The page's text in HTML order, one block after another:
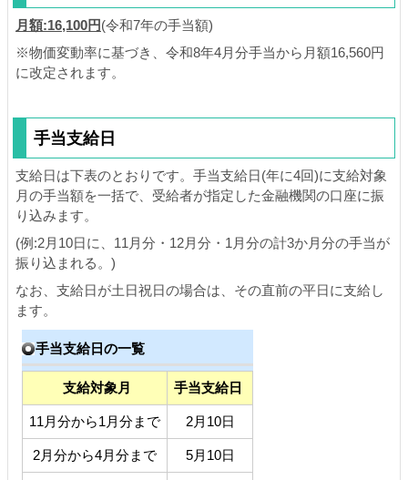
月額:16,100円(令和7年の手当額)
※物価変動率に基づき、令和8年4月分手当から月額16,560円
に改定されます。
手当支給日
支給日は下表のとおりです。手当支給日(年に4回)に支給対象
月の手当額を一括で、受給者が指定した金融機関の口座に振
り込みます。
(例:2月10日に、11月分・12月分・1月分の計3か月分の手当が
振り込まれる。)
なお、支給日が土日祝日の場合は、その直前の平日に支給し
ます。
手当支給日の一覧
支給対象月 手当支給日
11月分から1月分まで 2月10日
2月分から4月分まで 5月10日